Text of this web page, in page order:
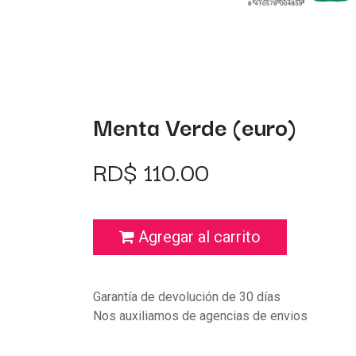
Menta Verde (euro)
RD$ 110.00
Agregar al carrito
Garantía de devolución de 30 días
Nos auxiliamos de agencias de envios